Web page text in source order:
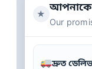
★
আপনাকে
Our
দ্রুত